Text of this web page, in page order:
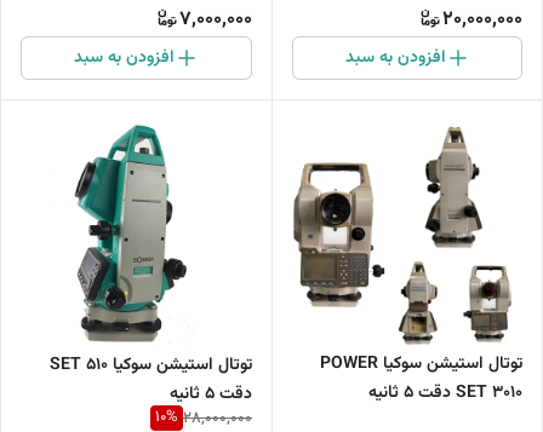
20,000,000
افزودن به سبد
7,000,000
افزودن به سبد
توتال استیشن سوکیا POWER
SET 3010 دقت 5 ثانیه
توتال استیشن سوکیا SET 510
دقت 5 ثانیه
28,000,000
10%